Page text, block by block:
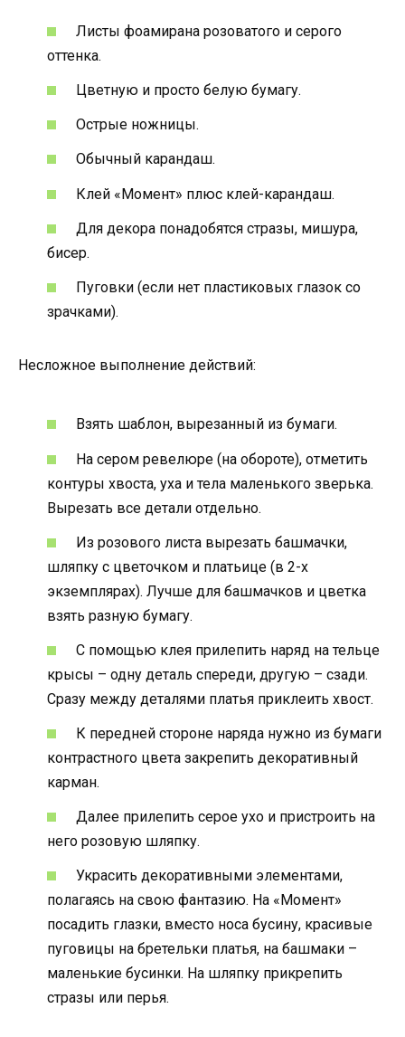
Листы фоамирана розоватого и серого
оттенка.
Цветную и просто белую бумагу.
Острые ножницы.
Обычный карандаш.
Клей «Момент» плюс клей-карандаш.
Для декора понадобятся стразы, мишура,
бисер.
Пуговки (если нет пластиковых глазок со
зрачками).
Несложное выполнение действий:
Взять шаблон, вырезанный из бумаги.
На сером ревелюре (на обороте), отметить
контуры хвоста, уха и тела маленького зверька.
Вырезать все детали отдельно.
Из розового листа вырезать башмачки,
шляпку с цветочком и платьице (в 2-х
экземплярах). Лучше для башмачков и цветка
взять разную бумагу.
С помощью клея прилепить наряд на тельце
крысы – одну деталь спереди, другую – сзади.
Сразу между деталями платья приклеить хвост.
К передней стороне наряда нужно из бумаги
контрастного цвета закрепить декоративный
карман.
Далее прилепить серое ухо и пристроить на
него розовую шляпку.
Украсить декоративными элементами,
полагаясь на свою фантазию. На «Момент»
посадить глазки, вместо носа бусину, красивые
пуговицы на бретельки платья, на башмаки –
маленькие бусинки. На шляпку прикрепить
стразы или перья.